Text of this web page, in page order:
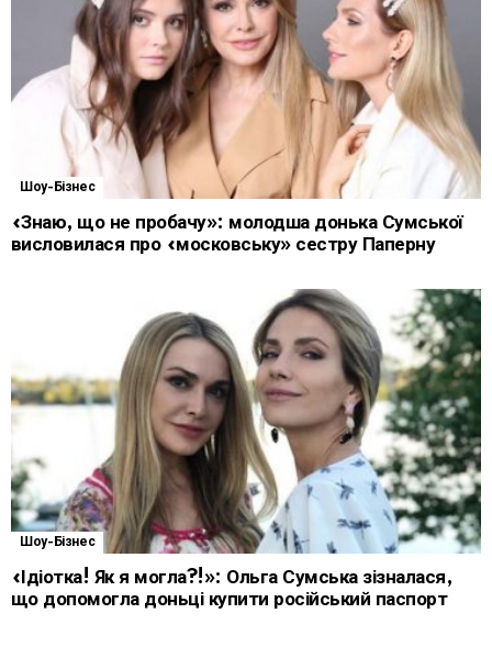
Шоу-Бізнес
«Знаю, що не пробачу»: молодша донька Сумської
висловилася про «московську» сестру Паперну
Шоу-Бізнес
«Ідіотка! Як я могла?!»: Ольга Сумська зізналася,
що допомогла доньці купити російський паспорт